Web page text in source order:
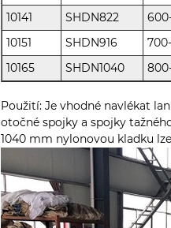
10141
SHDN822
10151
SHDN916
10165
SHDN1040
Použití: Je vhodné navlékat
otočné spojky a spojky
1040 mm nylonovou kladku